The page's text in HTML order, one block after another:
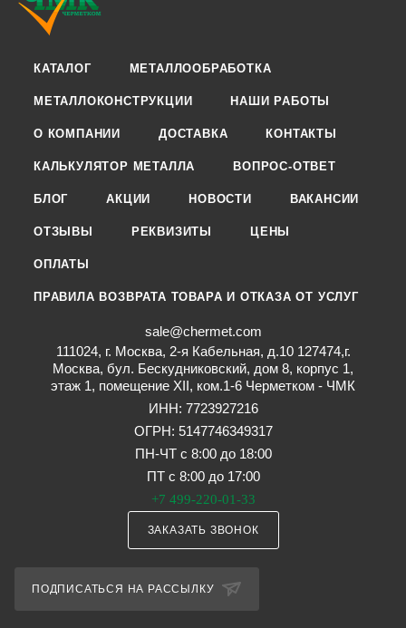
КАТАЛОГ МЕТАЛЛООБРАБОТКА
МЕТАЛЛОКОНСТРУКЦИИ НАШИ РАБОТЫ
О КОМПАНИИ ДОСТАВКА КОНТАКТЫ
КАЛЬКУЛЯТОР МЕТАЛЛА ВОПРОС-ОТВЕТ
БЛОГ АКЦИИ НОВОСТИ ВАКАНСИИ
ОТЗЫВЫ РЕКВИЗИТЫ ЦЕНЫ
ОПЛАТЫ
ПРАВИЛА ВОЗВРАТА ТОВАРА И ОТКАЗА ОТ УСЛУГ
sale@chermet.com
111024, г. Москва, 2-я Кабельная, д.10 127474,г.
Москва, бул. Бескудниковский, дом 8, корпус 1,
этаж 1, помещение XII, ком.1-6 Черметком - ЧМК
ИНН: 7723927216
ОГРН: 5147746349317
ПН-ЧТ с 8:00 до 18:00
ПТ с 8:00 до 17:00
+7 499-220-01-33
ЗАКАЗАТЬ ЗВОНОК
ПОДПИСАТЬСЯ НА РАССЫЛКУ